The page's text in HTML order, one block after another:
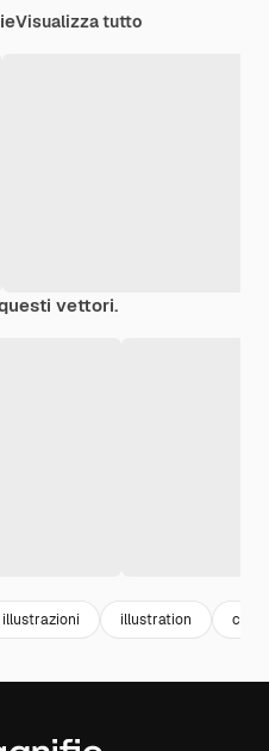
Visualizza tutto
vettori.
illustrazioni illustration